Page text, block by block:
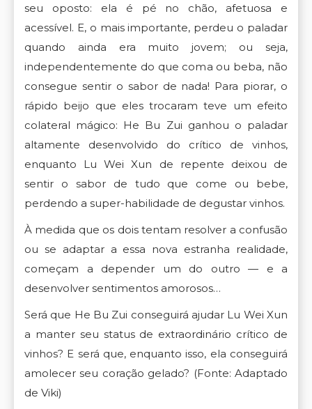
seu oposto: ela é pé no chão, afetuosa e
acessível. E, o mais importante, perdeu o paladar
quando ainda era muito jovem; ou seja,
independentemente do que coma ou beba, não
consegue sentir o sabor de nada! Para piorar, o
rápido beijo que eles trocaram teve um efeito
colateral mágico: He Bu Zui ganhou o paladar
altamente desenvolvido do crítico de vinhos,
enquanto Lu Wei Xun de repente deixou de
sentir o sabor de tudo que come ou bebe,
perdendo a super-habilidade de degustar vinhos.
À medida que os dois tentam resolver a confusão
ou se adaptar a essa nova estranha realidade,
começam a depender um do outro — e a
desenvolver sentimentos amorosos…
Será que He Bu Zui conseguirá ajudar Lu Wei Xun
a manter seu status de extraordinário crítico de
vinhos? E será que, enquanto isso, ela conseguirá
amolecer seu coração gelado? (Fonte: Adaptado
de Viki)